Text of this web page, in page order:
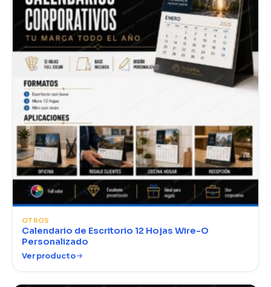
OTROS
Calendario de Escritorio 12 Hojas Wire-O
Personalizado
Ver producto